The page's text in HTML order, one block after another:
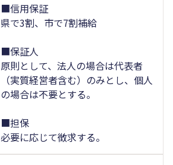
■信用保証
県で3割、市で7割補給
■保証人
原則として、法人の場合は代表者
（実質経営者含む）のみとし、個人
の場合は不要とする。
■担保
必要に応じて徴求する。